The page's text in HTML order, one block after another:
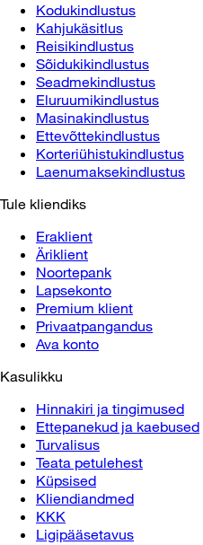
Kodukindlustus
Kahjukäsitlus
Reisikindlustus
Sõidukikindlustus
Seadmekindlustus
Eluruumikindlustus
Masinakindlustus
Ettevõttekindlustus
Korteriühistukindlustus
Laenumaksekindlustus
Tule kliendiks
Eraklient
Äriklient
Noortepank
Lapsekonto
Premium klient
Privaatpangandus
Ava konto
Kasulikku
Hinnakiri ja tingimused
Ettepanekud ja kaebused
Turvalisus
Teata petulehest
Küpsised
Kliendiandmed
KKK
Ligipääsetavus